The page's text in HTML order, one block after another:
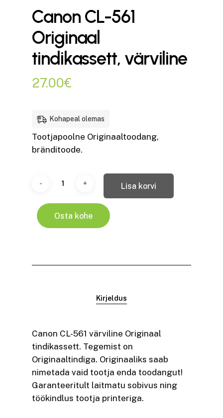
Canon CL-561
Originaal
tindikassett, värviline
27.00€
Kohapeal olemas
Tootjapoolne Originaaltoodang,
bränditoode.
Lisa korvi
Osta kohe
Kirjeldus
Canon CL-561 värviline Originaal
tindikassett. Tegemist on
Originaaltindiga. Originaaliks saab
nimetada vaid tootja enda toodangut!
Garanteeritult laitmatu sobivus ning
töökindlus tootja printeriga.